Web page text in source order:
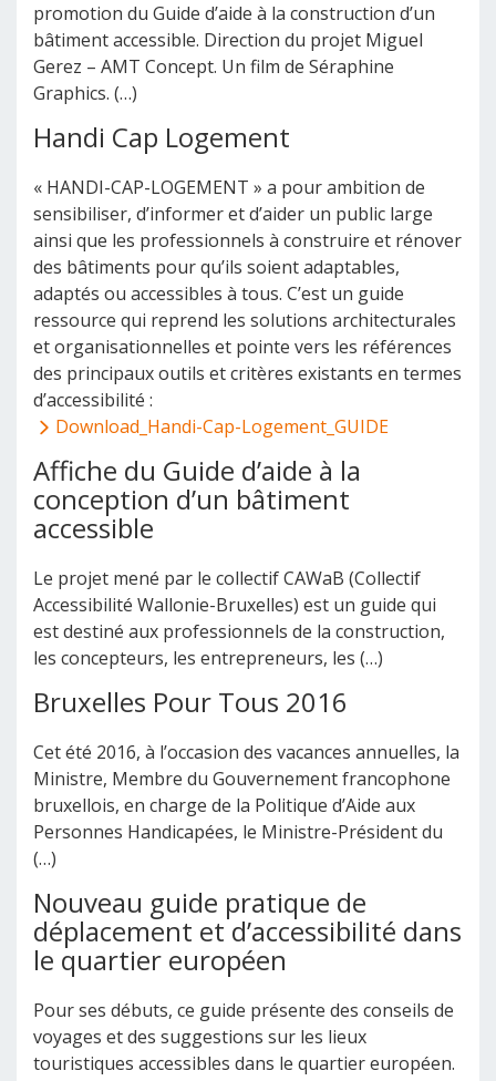
promotion du Guide d’aide à la construction d’un
bâtiment accessible. Direction du projet Miguel
Gerez – AMT Concept. Un film de Séraphine
Graphics. (…)
Handi Cap Logement
« HANDI-CAP-LOGEMENT » a pour ambition de
sensibiliser, d’informer et d’aider un public large
ainsi que les professionnels à construire et rénover
des bâtiments pour qu’ils soient adaptables,
adaptés ou accessibles à tous. C’est un guide
ressource qui reprend les solutions architecturales
et organisationnelles et pointe vers les références
des principaux outils et critères existants en termes
d’accessibilité :
Download_Handi-Cap-Logement_GUIDE
Affiche du Guide d’aide à la
conception d’un bâtiment
accessible
Le projet mené par le collectif CAWaB (Collectif
Accessibilité Wallonie-Bruxelles) est un guide qui
est destiné aux professionnels de la construction,
les concepteurs, les entrepreneurs, les (…)
Bruxelles Pour Tous 2016
Cet été 2016, à l’occasion des vacances annuelles, la
Ministre, Membre du Gouvernement francophone
bruxellois, en charge de la Politique d’Aide aux
Personnes Handicapées, le Ministre-Président du
(…)
Nouveau guide pratique de
déplacement et d’accessibilité dans
le quartier européen
Pour ses débuts, ce guide présente des conseils de
voyages et des suggestions sur les lieux
touristiques accessibles dans le quartier européen.